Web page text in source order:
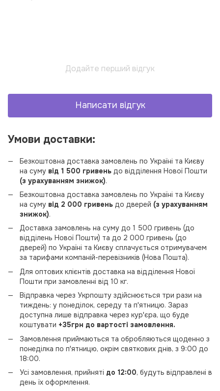
Додайте перший відгук
Написати відгук
Умови доставки:
Безкоштовна доставка замовлень по Україні та Києву
на суму від 1 500 гривень до відділення Нової Пошти
(з урахуванням знижок).
Безкоштовна доставка замовлень по Україні та Києву
на суму від 2 000 гривень до дверей (з урахуванням
знижок).
Доставка замовлень на суму до 1 500 гривень (до
відділень Нової Пошти) та до 2 000 гривень (до
дверей) по Україні та Києву сплачується отримувачем
за тарифами компаній-перевізників (Нова Пошта).
Для оптових клієнтів доставка на відділення Нової
Пошти при замовленні від 10 кг.
Відправка через Укрпошту здійснюється три рази на
тиждень: у понеділок, середу та п'ятницю. Зараз
доступна лише відправка через кур'єра, що буде
коштувати +35грн до вартості замовлення.
Замовлення приймаються та обробляються щоденно з
понеділка по п'ятницю, окрім святкових днів, з 9:00 до
18:00.
Усі замовлення, прийняті до 12:00, будуть відправлені в
день їх оформлення.